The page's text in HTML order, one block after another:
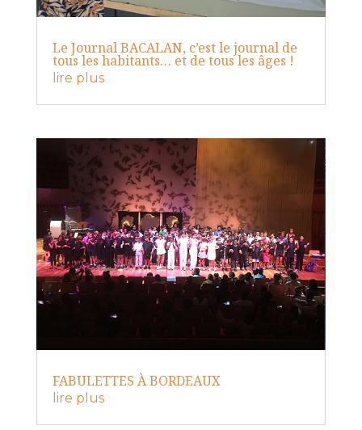
Le Journal BACALAN, c’est le journal de
tous les habitants… et de tous les âges !
lire plus
FABULETTES À BORDEAUX
lire plus